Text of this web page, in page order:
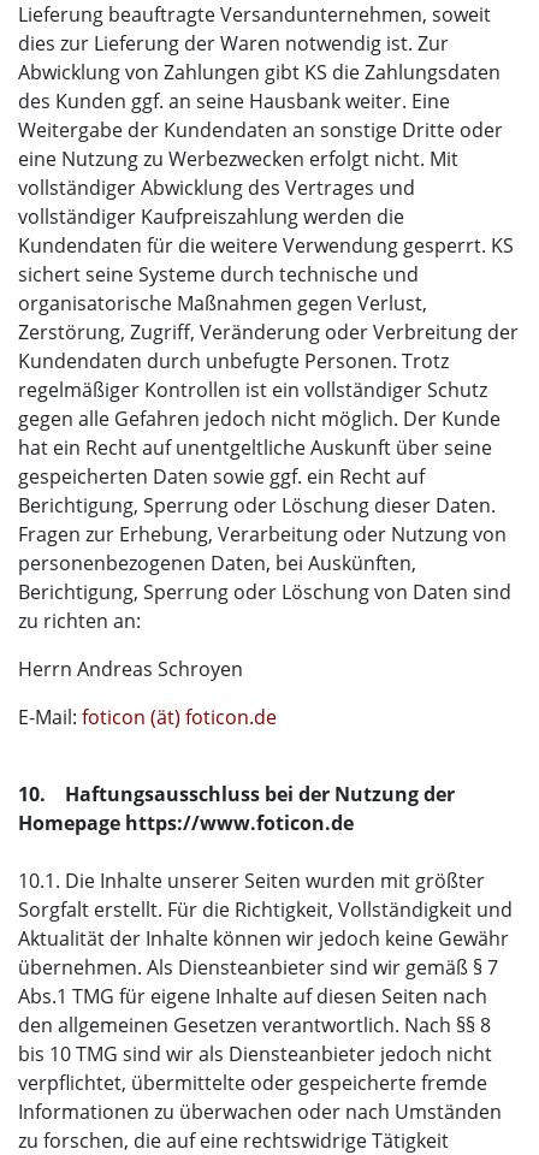
Lieferung beauftragte Versandunternehmen, soweit
dies zur Lieferung der Waren notwendig ist. Zur
Abwicklung von Zahlungen gibt KS die Zahlungsdaten
des Kunden ggf. an seine Hausbank weiter. Eine
Weitergabe der Kundendaten an sonstige Dritte oder
eine Nutzung zu Werbezwecken erfolgt nicht. Mit
vollständiger Abwicklung des Vertrages und
vollständiger Kaufpreiszahlung werden die
Kundendaten für die weitere Verwendung gesperrt. KS
sichert seine Systeme durch technische und
organisatorische Maßnahmen gegen Verlust,
Zerstörung, Zugriff, Veränderung oder Verbreitung der
Kundendaten durch unbefugte Personen. Trotz
regelmäßiger Kontrollen ist ein vollständiger Schutz
gegen alle Gefahren jedoch nicht möglich. Der Kunde
hat ein Recht auf unentgeltliche Auskunft über seine
gespeicherten Daten sowie ggf. ein Recht auf
Berichtigung, Sperrung oder Löschung dieser Daten.
Fragen zur Erhebung, Verarbeitung oder Nutzung von
personenbezogenen Daten, bei Auskünften,
Berichtigung, Sperrung oder Löschung von Daten sind
zu richten an:
Herrn Andreas Schroyen
E-Mail: foticon (ät) foticon.de
10. Haftungsausschluss bei der Nutzung der
Homepage https://www.foticon.de
10.1. Die Inhalte unserer Seiten wurden mit größter
Sorgfalt erstellt. Für die Richtigkeit, Vollständigkeit und
Aktualität der Inhalte können wir jedoch keine Gewähr
übernehmen. Als Diensteanbieter sind wir gemäß § 7
Abs.1 TMG für eigene Inhalte auf diesen Seiten nach
den allgemeinen Gesetzen verantwortlich. Nach §§ 8
bis 10 TMG sind wir als Diensteanbieter jedoch nicht
verpflichtet, übermittelte oder gespeicherte fremde
Informationen zu überwachen oder nach Umständen
zu forschen, die auf eine rechtswidrige Tätigkeit